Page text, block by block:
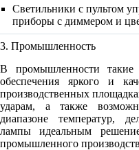
Светильники с пультом
приборы с диммером и
3. Промышленность
В промышленности такие
обеспечения яркого и
производственных
ударам, а также
диапазоне температур,
лампы идеальным
промышленного